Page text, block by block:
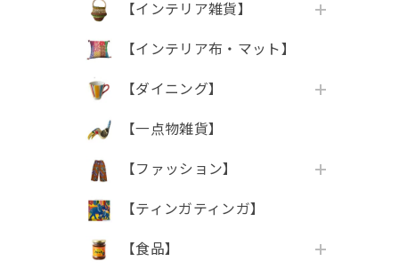
【インテリア雑貨】
【インテリア布・マット】
【ダイニング】
【一点物雑貨】
【ファッション】
【ティンガティンガ】
【食品】